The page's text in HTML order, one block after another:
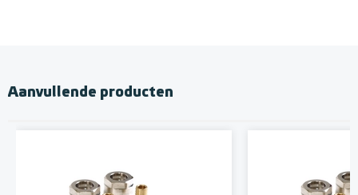
Aanvullende producten